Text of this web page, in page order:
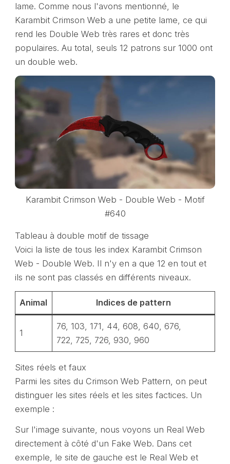
lame. Comme nous l'avons mentionné, le
Karambit Crimson Web a une petite lame, ce qui
rend les Double Web très rares et donc très
populaires. Au total, seuls 12 patrons sur 1000 ont
un double web.
Karambit Crimson Web - Double Web - Motif
#640
Tableau à double motif de tissage
Voici la liste de tous les index Karambit Crimson
Web - Double Web. Il n'y en a que 12 en tout et
ils ne sont pas classés en différents niveaux.
Animal Indices de pattern
1
76, 103, 171, 44, 608, 640, 676,
722, 725, 726, 930, 960
Sites réels et faux
Parmi les sites du Crimson Web Pattern, on peut
distinguer les sites réels et les sites factices. Un
exemple :
Sur l'image suivante, nous voyons un Real Web
directement à côté d'un Fake Web. Dans cet
exemple, le site de gauche est le Real Web et